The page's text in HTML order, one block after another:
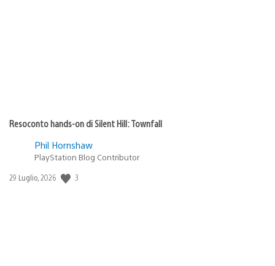
Resoconto hands-on di Silent Hill: Townfall
Phil Hornshaw
PlayStation Blog Contributor
Data
29 Luglio, 2026 3